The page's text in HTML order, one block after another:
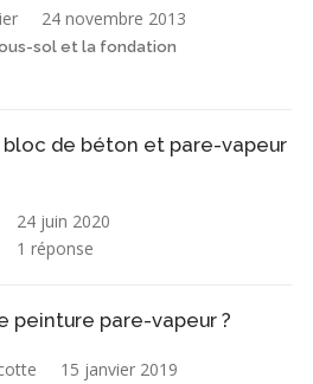
24 novembre 2013
sol et la fondation
bloc de béton et pare-vapeur
24 juin 2020
1 réponse
peinture pare-vapeur ?
15 janvier 2019